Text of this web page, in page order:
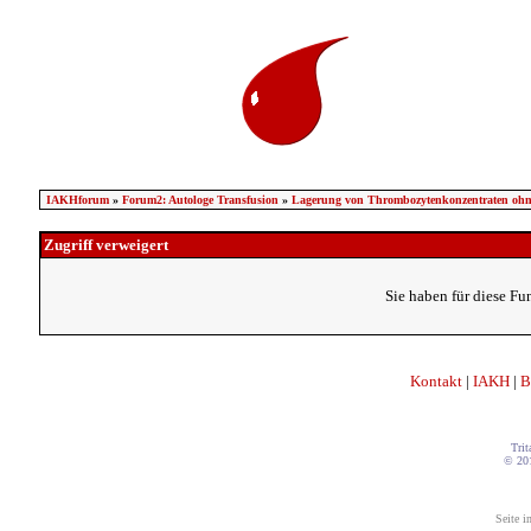
IAKHforum» Forum2: Autologe Transfusion » Lagerung von Thrombozytenkonzentraten
Zugriff verweigert
Sie haben für diese
Kontakt | IAKH |
©
Seite